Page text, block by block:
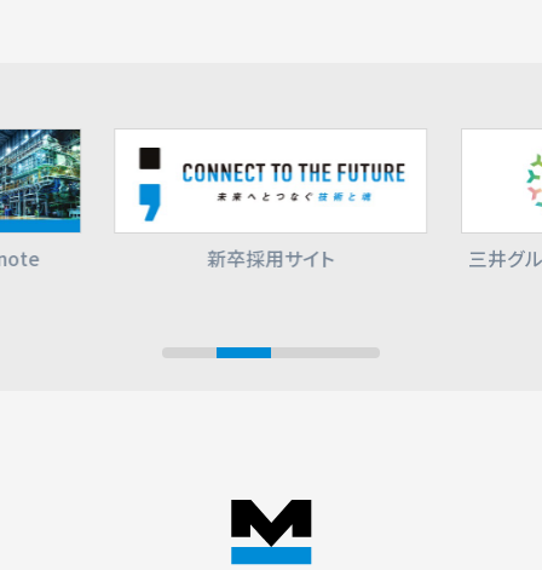
新卒採用サイト 三井グ